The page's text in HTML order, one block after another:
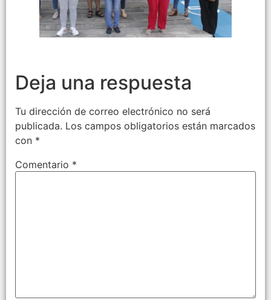
Deja una respuesta
Tu dirección de correo electrónico no será
publicada. Los campos obligatorios están marcados
con *
Comentario *